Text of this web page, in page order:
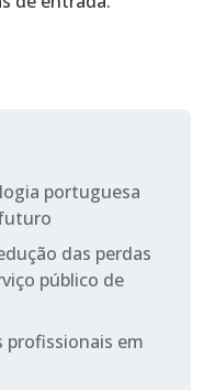
portuguesa
das perdas
público de
profissionais em